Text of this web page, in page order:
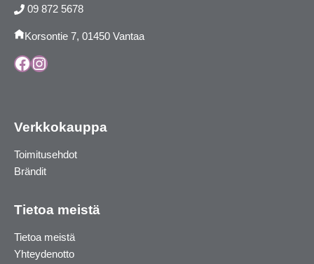
09 872 5678
Korsontie 7, 01450 Vantaa
Facebook
Instagram
Verkkokauppa
Toimitusehdot
Brändit
Tietoa meistä
Tietoa meistä
Yhteydenotto